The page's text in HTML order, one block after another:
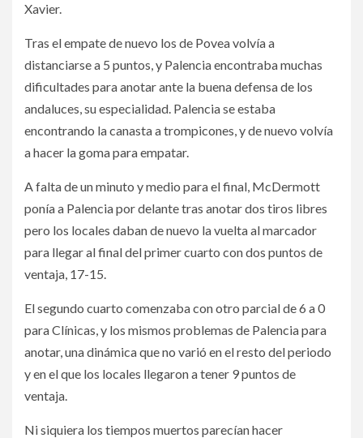
Xavier.
Tras el empate de nuevo los de Povea volvía a
distanciarse a 5 puntos, y Palencia encontraba muchas
dificultades para anotar ante la buena defensa de los
andaluces, su especialidad. Palencia se estaba
encontrando la canasta a trompicones, y de nuevo volvía
a hacer la goma para empatar.
A falta de un minuto y medio para el final, McDermott
ponía a Palencia por delante tras anotar dos tiros libres
pero los locales daban de nuevo la vuelta al marcador
para llegar al final del primer cuarto con dos puntos de
ventaja, 17-15.
El segundo cuarto comenzaba con otro parcial de 6 a 0
para Clínicas, y los mismos problemas de Palencia para
anotar, una dinámica que no varió en el resto del periodo
y en el que los locales llegaron a tener 9 puntos de
ventaja.
Ni siquiera los tiempos muertos parecían hacer